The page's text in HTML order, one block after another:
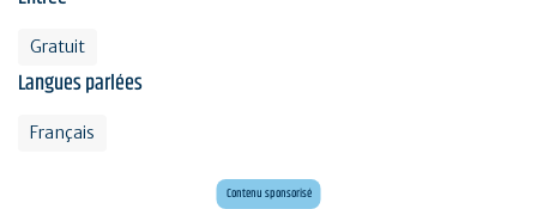
Gratuit
Langues parlées
Français
Contenu sponsorisé
Maxi mini golf 26 trous à deux pas de l'océan